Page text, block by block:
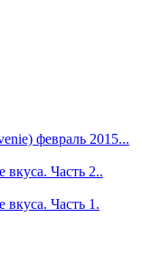
февраль 2015...
Часть 2..
Часть 1.